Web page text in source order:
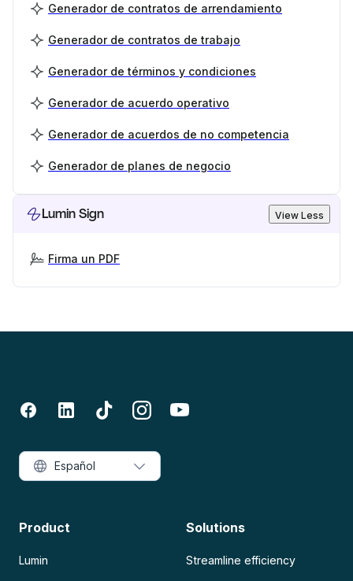
Generador de contratos de arrendamiento
Generador de contratos de trabajo
Generador de términos y condiciones
Generador de acuerdo operativo
Generador de acuerdos de no competencia
Generador de planes de negocio
Lumin Sign View Less
Firma un PDF
Product
Lumin
Solutions
Streamline efficiency
Español